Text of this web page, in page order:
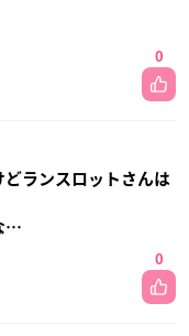
0
ランスロットさんは
…
0